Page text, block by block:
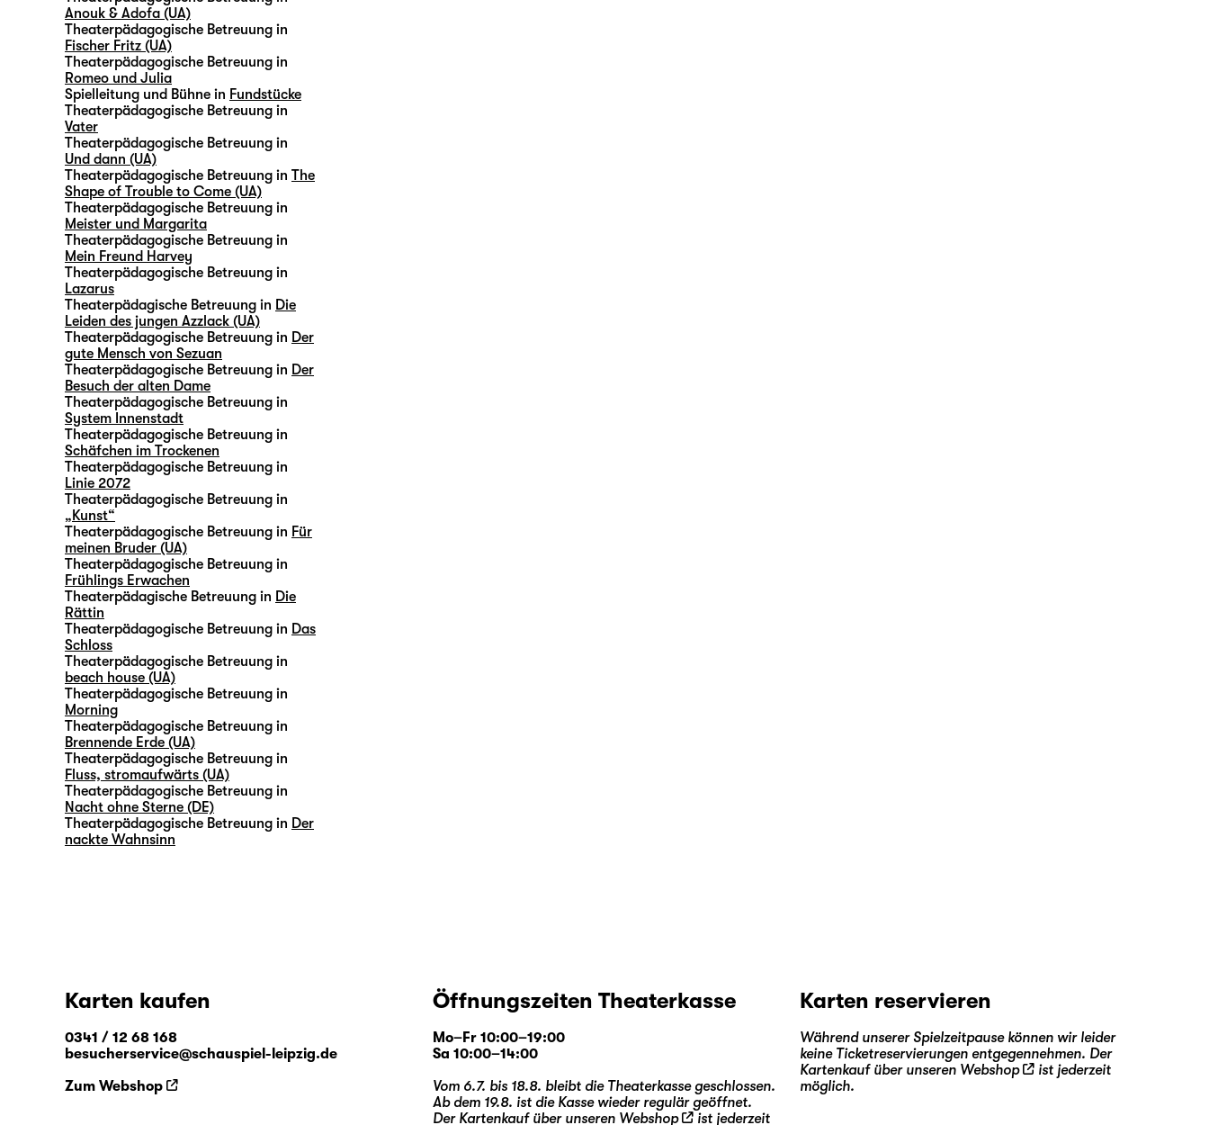
Anouk & Adofa (UA)
Theaterpädagogische Betreuung in
Fischer Fritz (UA)
Theaterpädagogische Betreuung in
Romeo und Julia
Spielleitung und Bühne in Fundstücke
Theaterpädagogische Betreuung in
Vater
Theaterpädagogische Betreuung in
Und dann (UA)
Theaterpädagogische Betreuung in The
Shape of Trouble to Come (UA)
Theaterpädagogische Betreuung in
Meister und Margarita
Theaterpädagogische Betreuung in
Mein Freund Harvey
Theaterpädagogische Betreuung in
Lazarus
Theaterpädagische Betreuung in Die
Leiden des jungen Azzlack (UA)
Theaterpädagogische Betreuung in Der
gute Mensch von Sezuan
Theaterpädagogische Betreuung in Der
Besuch der alten Dame
Theaterpädagogische Betreuung in
System Innenstadt
Theaterpädagogische Betreuung in
Schäfchen im Trockenen
Theaterpädagogische Betreuung in
Linie 2072
Theaterpädagogische Betreuung in
„Kunst“
Theaterpädagogische Betreuung in Für
meinen Bruder (UA)
Theaterpädagogische Betreuung in
Frühlings Erwachen
Theaterpädagische Betreuung in Die
Rättin
Theaterpädagogische Betreuung in Das
Schloss
Theaterpädagogische Betreuung in
beach house (UA)
Theaterpädagogische Betreuung in
Morning
Theaterpädagogische Betreuung in
Brennende Erde (UA)
Theaterpädagogische Betreuung in
Fluss, stromaufwärts (UA)
Theaterpädagogische Betreuung in
Nacht ohne Sterne (DE)
Theaterpädagogische Betreuung in Der
nackte Wahnsinn
Karten kaufen
0341 / 12 68 168
besucherservice@schauspiel-leipzig.de
Zum Webshop
Öffnungszeiten Theaterkasse
Mo–Fr 10:00–19:00
Sa 10:00–14:00
Vom 6.7. bis 18.8. bleibt die Theaterkasse geschlossen.
Ab dem 19.8. ist die Kasse wieder regulär geöffnet.
Der Kartenkauf über unseren Webshop ist jederzeit
Karten reservieren
Während unserer Spielzeitpause können wir leider
keine Ticketreservierungen entgegennehmen. Der
Kartenkauf über unseren Webshop
ist jederzeit
möglich.